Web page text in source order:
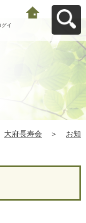
イ
大府長寿会 ＞
お知